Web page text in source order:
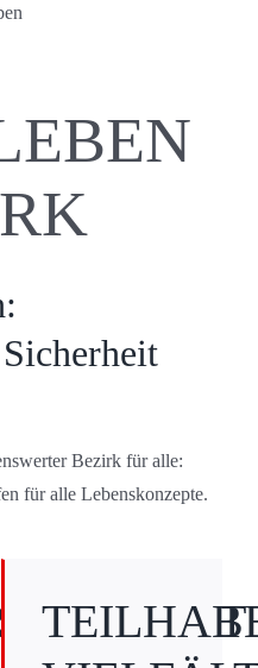
Bezirk für alle:
für alle Lebenskonzepte.